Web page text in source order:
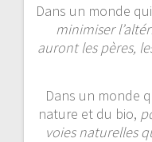
Dans un monde
minimiser
auront les pères,
Dans un monde
nature et du bio,
voies naturelles